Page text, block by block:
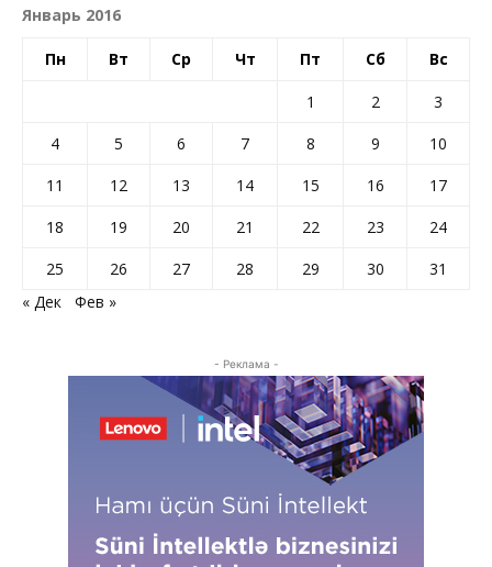
Январь 2016
Пн Вт Ср Чт Пт Сб Вс
1 2
3
4
5 6 7 8 9
10
11
12 13 14 15 16
17
18
19 20 21 22 23
24
25
26 27 28 29 30
31
« Дек
Фев »
- Реклама -